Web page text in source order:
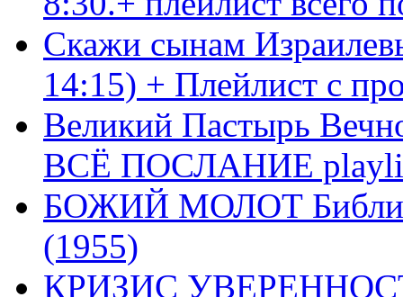
Скажи сынам
14:15) + Плейлист с
Великий Пастырь
ВСЁ ПОСЛАНИЕ
БОЖИЙ МОЛОТ Библия
(1955)
КРИЗИС